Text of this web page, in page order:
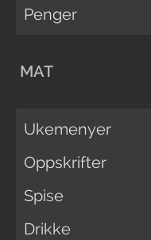
Penger
MAT
Ukemenyer
Oppskrifter
Spise
Drikke